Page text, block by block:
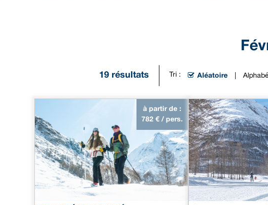
19 résultats Tri : Aléatoire
à partir de :
782 € / pers.